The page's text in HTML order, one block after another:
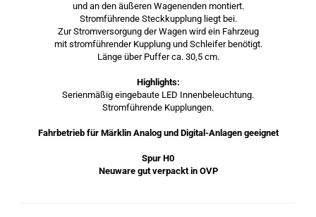
und an den äußeren Wagenenden montiert.
Stromführende Steckkupplung liegt bei.
Zur Stromversorgung der Wagen wird ein Fahrzeug
mit stromführender Kupplung und Schleifer benötigt.
Länge über Puffer ca. 30,5 cm.
Highlights:
Serienmäßig eingebaute LED Innenbeleuchtung.
Stromführende Kupplungen.
Fahrbetrieb für Märklin Analog und Digital-Anlagen geeignet
Spur H0
Neuware gut verpackt in OVP